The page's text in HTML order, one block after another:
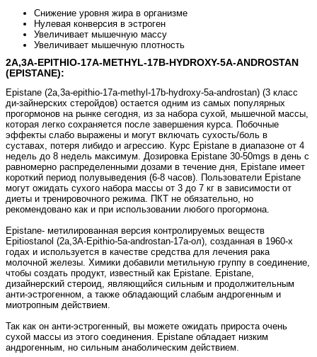
Снижение уровня жира в организме
Нулевая конверсия в эстроген
Увеличивает мышечную массу
Увеличивает мышечную плотность
2A,3A-EPITHIO-17A-METHYL-17B-HYDROXY-5A-ANDROSTAN
(EPISTANE):
Epistane (2a,3a-epithio-17a-methyl-17b-hydroxy-5a-androstan) (3 класс
ди-зайнерских стеройдов) остается одним из самых популярных
прогормонов на рынке сегодня, из за набора сухой, мышечной массы,
которая легко сохраняется после завершения курса. Побочные
эффекты слабо выражены и могут включать сухость/боль в
суставах, потеря либидо и агрессию. Курс Epistane в диапазоне от 4
недель до 8 недель максимум. Дозировка Epistane 30-50mgs в день с
равномерно распределенными дозами в течение дня, Epistane имеет
короткий период полувыведения (6-8 часов). Пользователи Epistane
могут ожидать сухого набора массы от 3 до 7 кг в зависимости от
диеты и тренировочного режима. ПКТ не обязательно, но
рекомендовано как и при использовании любого прогормона.
Epistane- метилированная версия контролируемых веществ
Epitiostanol (2а,3А-Epithio-5a-androstan-17а-ол), созданная в 1960-х
годах и используется в качестве средства для лечения рака
молочной железы. Химики добавили метильную группу в соединение,
чтобы создать продукт, известный как Epistane. Epistane,
дизайнерский стероид, являющийся сильным и продолжительным
анти-эстрогенном, а также обладающий слабым андрогенным и
миотропным действием.
Так как он анти-эстрогенный, вы можете ожидать прироста очень
сухой массы из этого соединения. Epistane обладает низким
андрогенным, но сильным анаболическим действием.